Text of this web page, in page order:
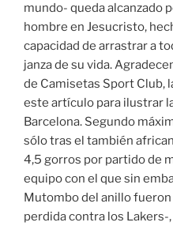
mundo- queda alcanzado
hombre en Jesucristo,
capacidad de arrastrar a
janza de su vida.
de Camisetas Sport Club,
este artículo para ilustrar
Barcelona. Segundo
sólo tras el también
4,5 gorros por partido de
equipo con el que sin
Mutombo del anillo
perdida contra los Lakers-